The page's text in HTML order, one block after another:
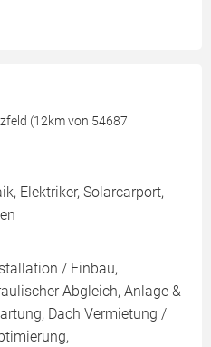
(12km von 54687
Elektriker, Solarcarport,
/ Einbau,
Abgleich, Anlage &
Dach Vermietung /